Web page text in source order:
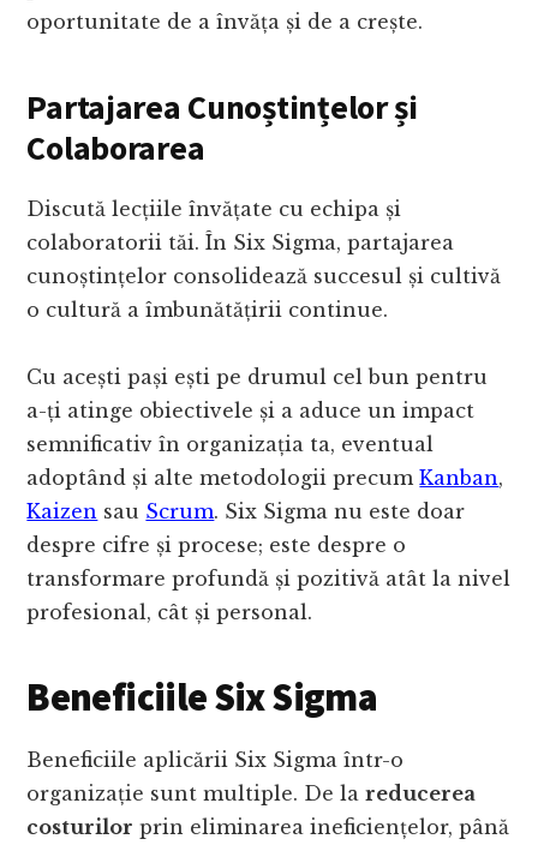
oportunitate de a învăța și de a crește.
Partajarea Cunoștințelor și
Colaborarea
Discută lecțiile învățate cu echipa și
colaboratorii tăi. În Six Sigma, partajarea
cunoștințelor consolidează succesul și cultivă
o cultură a îmbunătățirii continue.
Cu acești pași ești pe drumul cel bun pentru
a-ți atinge obiectivele și a aduce un impact
semnificativ în organizația ta, eventual
adoptând și alte metodologii precumKanban,
Kaizen sau Scrum. Six Sigma nu este doar
despre cifre și procese; este despre o
transformare profundă și pozitivă atât la nivel
profesional, cât și personal.
Beneficiile Six Sigma
Beneficiile aplicării Six Sigma într-o
organizație sunt multiple. De lareducerea
costurilor prin eliminarea ineficiențelor, până